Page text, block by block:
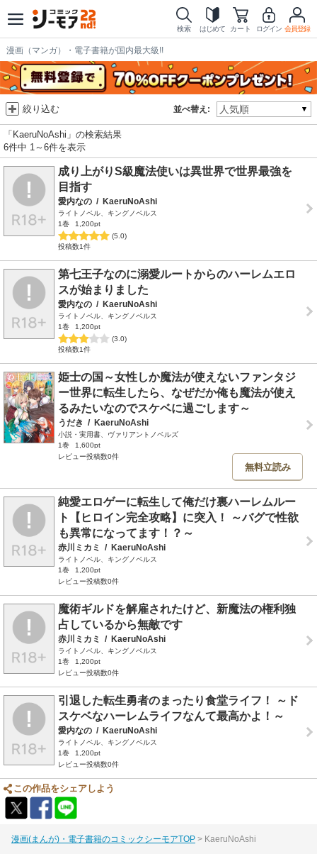
検索 はじめて カート ログイン 会員登録
漫画（マンガ）・電子書籍が国内最大級!!
並べ替え:
絞り込む
「KaeruNoAshi」の検索結果
6件中 1～6件を表示
成り上がりS級魔法使いは異世界で世界最強を
目指す
愛内なの / KaeruNoAshi
ライトノベル、キングノベルス
1巻
1,200pt
(5.0)
投稿数1件
第七王子なのに溺愛ルートからのハーレムエロ
スが始まりました
愛内なの / KaeruNoAshi
ライトノベル、キングノベルス
1巻
1,200pt
(3.0)
投稿数1件
姫士の国～女性しか魔法が使えないファンタジ
ー世界に転生したら、なぜだか俺も魔法が使え
るみたいなのでスケベに過ごします～
うだき / KaeruNoAshi
小説・実用書、ヴァリアントノベルズ
1巻
1,600pt
レビュー投稿数0件
無料立読み
純愛エロゲーに転生して俺だけ裏ハーレムルー
ト【ヒロイン完全攻略】に突入！ ～バグで性欲
も異常になってます！？～
赤川ミカミ / KaeruNoAshi
ライトノベル、キングノベルス
1巻
1,200pt
レビュー投稿数0件
魔術ギルドを解雇されたけど、新魔法の権利独
占しているから無敵です
赤川ミカミ / KaeruNoAshi
ライトノベル、キングノベルス
1巻
1,200pt
レビュー投稿数0件
引退した転生勇者のまったり食堂ライフ！ ～ド
スケベなハーレムライフなんて最高かよ！～
愛内なの / KaeruNoAshi
ライトノベル、キングノベルス
1巻
1,200pt
レビュー投稿数0件
この作品をシェアしよう
漫画(まんが)・電子書籍のコミックシーモアTOP KaeruNoAshi